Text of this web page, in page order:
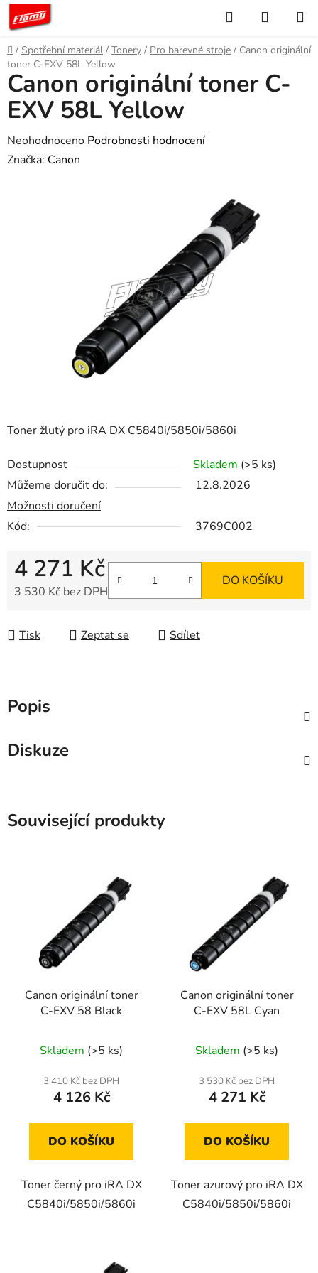
Přejít
obsah
Hledat
KOŠÍK
Domů
/ Spotřební materiál / Tonery / Pro barevné stroje / Canon originální
toner C-EXV 58L Yellow
Toner žlutý pro iRA DX C5840i/5850i/5860i
Dostupnost Skladem (>5 ks)
Můžeme doručit do:
12.8.2026
Možnosti doručení
Kód:
3769C002
4 271 Kč
3 530 Kč bez DPH
DO KOŠÍKU
Tisk Zeptat se Sdílet
Canon originální toner C-
EXV 58L Yellow
Průměrné
hodnocení
Neohodnoceno Podrobnosti hodnocení
Značka: Canon
Popis
Diskuze
Související produkty
Canon originální toner
C-EXV 58 Black
Skladem (>5 ks)
3 410 Kč bez DPH
4 126 Kč
DO KOŠÍKU
Toner černý pro iRA DX
C5840i/5850i/5860i
Canon originální toner
C-EXV 58L Cyan
Skladem (>5 ks)
3 530 Kč bez DPH
4 271 Kč
DO KOŠÍKU
Toner azurový pro iRA DX
C5840i/5850i/5860i